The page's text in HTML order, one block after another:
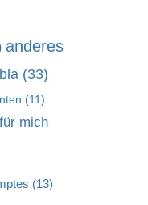
anderes
(33)
(11)
für mich
(13)